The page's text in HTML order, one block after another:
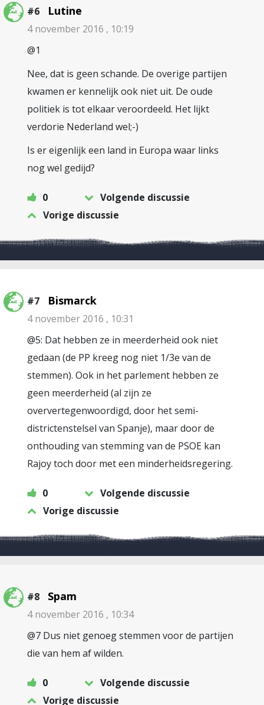
#6 Lutine
4 november 2016 , 10:19
@1
Nee, dat is geen schande. De overige partijen
kwamen er kennelijk ook niet uit. De oude
politiek is tot elkaar veroordeeld. Het lijkt
verdorie Nederland wel;-)
Is er eigenlijk een land in Europa waar links
nog wel gedijd?
0
Volgende discussie
Vorige discussie
#7 Bismarck
4 november 2016 , 10:31
@5: Dat hebben ze in meerderheid ook niet
gedaan (de PP kreeg nog niet 1/3e van de
stemmen). Ook in het parlement hebben ze
geen meerderheid (al zijn ze
oververtegenwoordigd, door het semi-
districtenstelsel van Spanje), maar door de
onthouding van stemming van de PSOE kan
Rajoy toch door met een minderheidsregering.
0
Volgende discussie
Vorige discussie
#8 Spam
4 november 2016 , 10:34
@7 Dus niet genoeg stemmen voor de partijen
die van hem af wilden.
0
Volgende discussie
Vorige discussie